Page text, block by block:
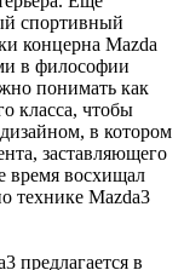
спортивный
концерна Mazda
в философии
понимать как
класса, чтобы
в котором
заставляющего
время восхищал
технике Mazda3
предлагается в